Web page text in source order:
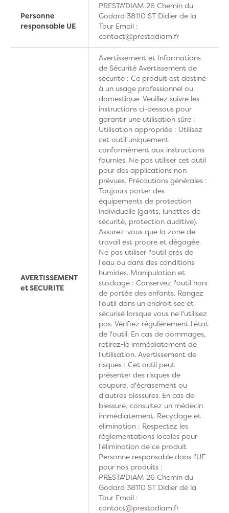
Personne
responsable UE
PRESTA'DIAM 26 Chemin du
Godard 38110 ST Didier de la
Tour Email :
contact@prestadiam.fr
AVERTISSEMENT
et SECURITE
Avertissement et Informations
de Sécurité Avertissement de
sécurité : Ce produit est destiné
à un usage professionnel ou
domestique. Veuillez suivre les
instructions ci-dessous pour
garantir une utilisation sûre :
Utilisation appropriée : Utilisez
cet outil uniquement
conformément aux instructions
fournies. Ne pas utiliser cet outil
pour des applications non
prévues. Précautions générales :
Toujours porter des
équipements de protection
individuelle (gants, lunettes de
sécurité, protection auditive).
Assurez-vous que la zone de
travail est propre et dégagée.
Ne pas utiliser l'outil près de
l'eau ou dans des conditions
humides. Manipulation et
stockage : Conservez l'outil hors
de portée des enfants. Rangez
l'outil dans un endroit sec et
sécurisé lorsque vous ne l'utilisez
pas. Vérifiez régulièrement l'état
de l'outil. En cas de dommages,
retirez-le immédiatement de
l'utilisation. Avertissement de
risques : Cet outil peut
présenter des risques de
coupure, d'écrasement ou
d'autres blessures. En cas de
blessure, consultez un médecin
immédiatement. Recyclage et
élimination : Respectez les
réglementations locales pour
l'élimination de ce produit
Personne responsable dans l’UE
pour nos produits :
PRESTA'DIAM 26 Chemin du
Godard 38110 ST Didier de la
Tour Email :
contact@prestadiam.fr